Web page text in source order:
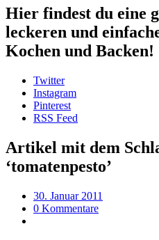
Hier findest du eine
leckeren und
Kochen und Backen!
Twitter
Instagram
Pinterest
RSS Feed
Artikel mit dem
‘tomatenpesto’
30. Januar 2011
0 Kommentare